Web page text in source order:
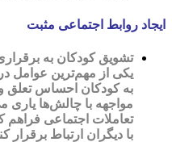
ایجاد روابط اجتماعی مثبت
تشویق کودکان به
یکی از مهم‌‌ترین عوامل
به کودکان احساس تعلق
مواجهه با چالش‌ها یاری
تعاملات اجتماعی فراهم
با دیگران ارتباط برقرار